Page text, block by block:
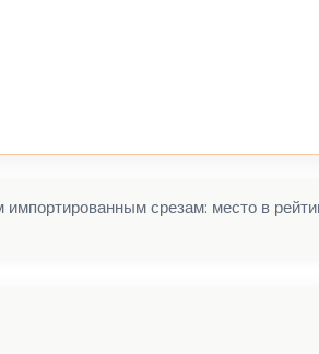
срезам: место в